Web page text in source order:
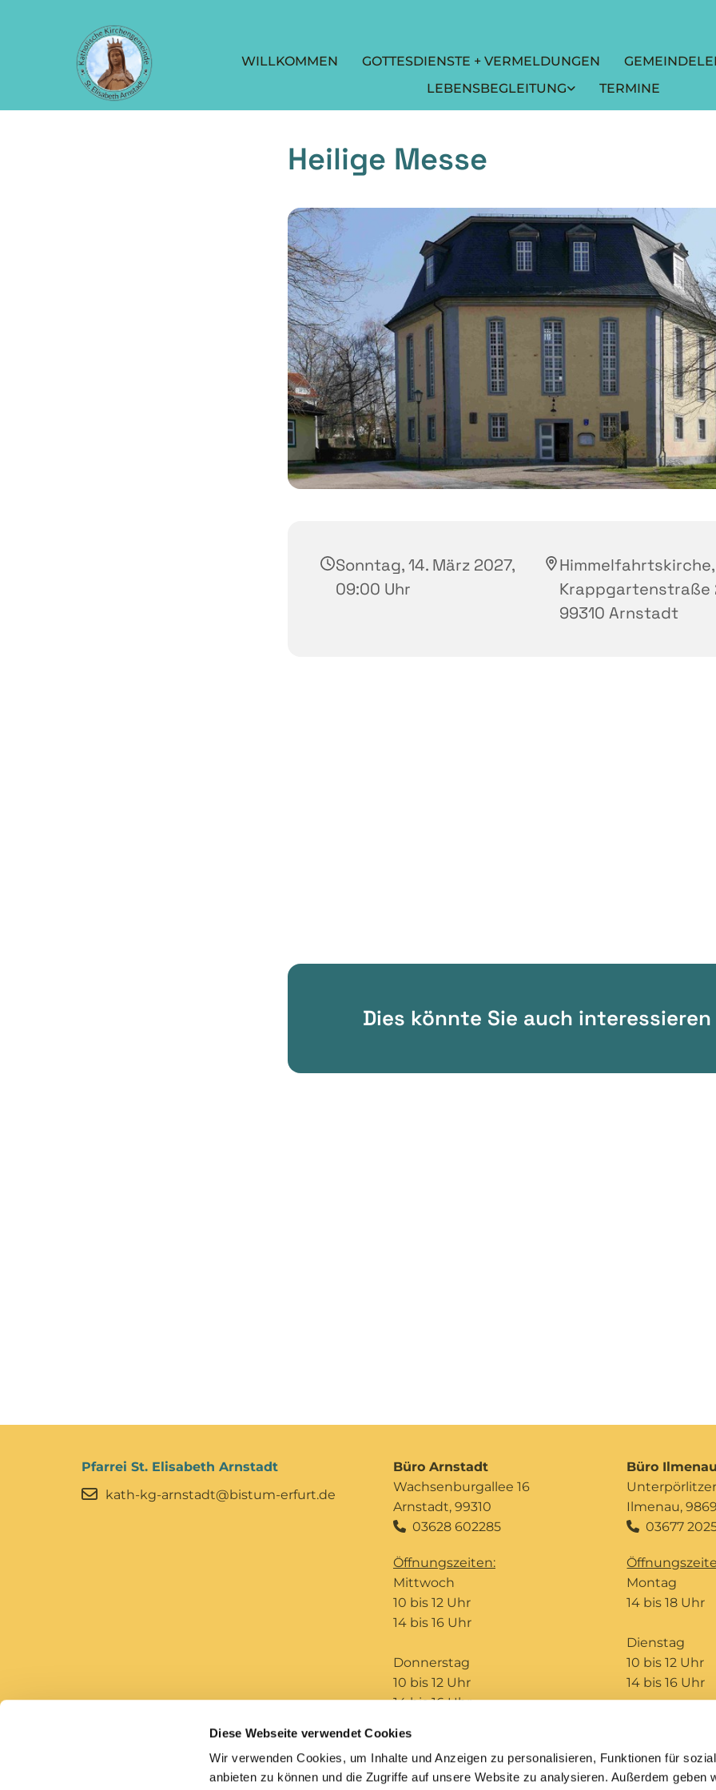
Diese Webseite verwendet Cookies
Wir verwenden Cookies, um Inhalte und Anzeigen zu personalisieren, Funktionen für
anbieten zu können und die Zugriffe auf unsere Website zu analysieren. Außerdem geben
WILLKOMMEN GOTTESDIENSTE + VERMELDUNGEN
LEBENSBEGLEITUNG
TERMINE
Heilige Messe
Sonntag, 14. März 2027,
09:00 Uhr
Himmelfahrtskirche,
Krappgartenstraße
99310 Arnstadt
Dies könnte Sie auch interessieren
Pfarrei St. Elisabeth Arnstadt
kath-kg-arnstadt@bistum-erfurt.de
Büro Arnstadt
Wachsenburgallee 16
Arnstadt, 99310
03628 602285
Öffnungszeiten:
Mittwoch
10 bis 12 Uhr
14 bis 16 Uhr
Donnerstag
10 bis 12 Uhr
14 bis 16 Uhr
Büro
Unterpörlitzer
Ilmenau,
 03677
Montag
14 bis 18 Uhr
Dienstag
10 bis 12 Uhr
14 bis 16 Uhr
Caritas Erfurt Telefonseelsorge Bildungshaus St. Ursula